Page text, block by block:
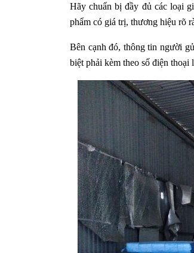
Hãy chuẩn bị đầy đủ các loại
phẩm có giá trị, thương hiệu rõ
Bên cạnh đó, thông tin người
biệt phải kèm theo số điện